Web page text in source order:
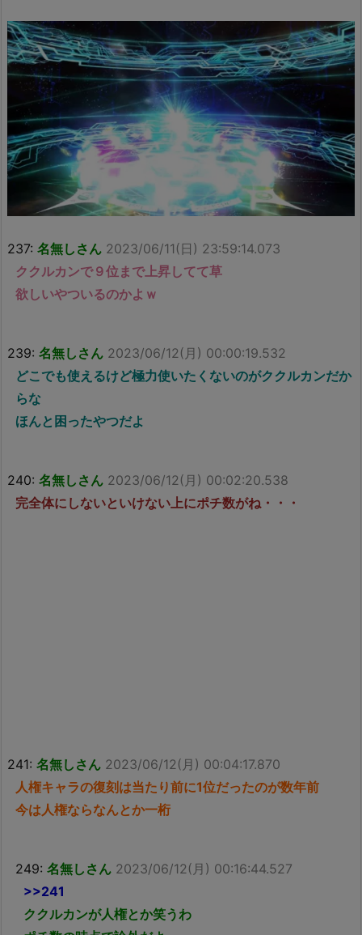
237: 名無しさん 2023/06/11(日) 23:59:14.073
ククルカンで９位まで上昇してて草
欲しいやついるのかよｗ
239: 名無しさん 2023/06/12(月) 00:00:19.532
どこでも使えるけど極力使いたくないのがククルカンだか
らな
ほんと困ったやつだよ
240: 名無しさん 2023/06/12(月) 00:02:20.538
完全体にしないといけない上にポチ数がね・・・
241: 名無しさん 2023/06/12(月) 00:04:17.870
人権キャラの復刻は当たり前に1位だったのが数年前
今は人権ならなんとか一桁
249: 名無しさん 2023/06/12(月) 00:16:44.527
>>241
ククルカンが人権とか笑うわ